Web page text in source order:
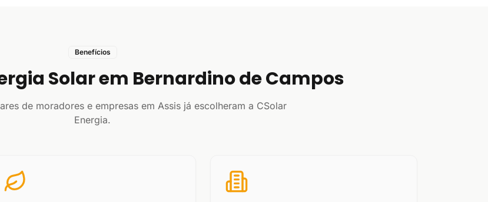
Benefícios
Solar em Bernardino de Campos
de moradores e empresas em Assis já escolheram a CSolar
Energia.